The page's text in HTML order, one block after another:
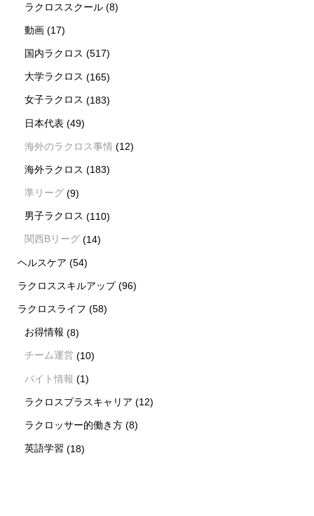
ラクロススクール (8)
動画 (17)
国内ラクロス (517)
大学ラクロス (165)
女子ラクロス (183)
日本代表 (49)
海外のラクロス事情 (12)
海外ラクロス (183)
準リーグ (9)
男子ラクロス (110)
関西Bリーグ (14)
ヘルスケア (54)
ラクロススキルアップ(96)
ラクロスライフ (58)
お得情報 (8)
チーム運営 (10)
バイト情報 (1)
ラクロスプラスキャリア (12)
ラクロッサー的働き方 (8)
英語学習 (18)